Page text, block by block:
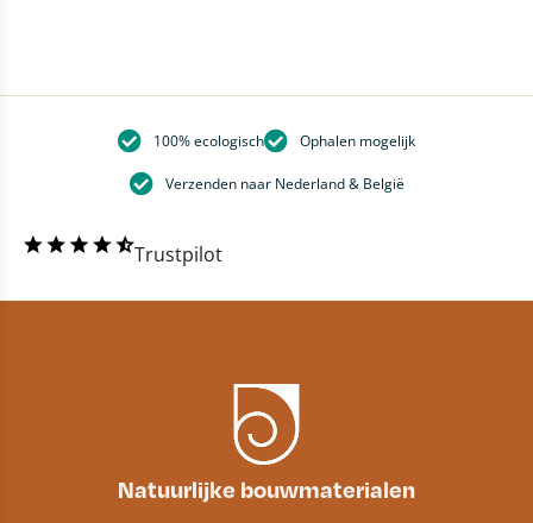
100% ecologisch Ophalen mogelijk
Verzenden naar Nederland & België
Trustpilot
Natuurlijke bouwmaterialen